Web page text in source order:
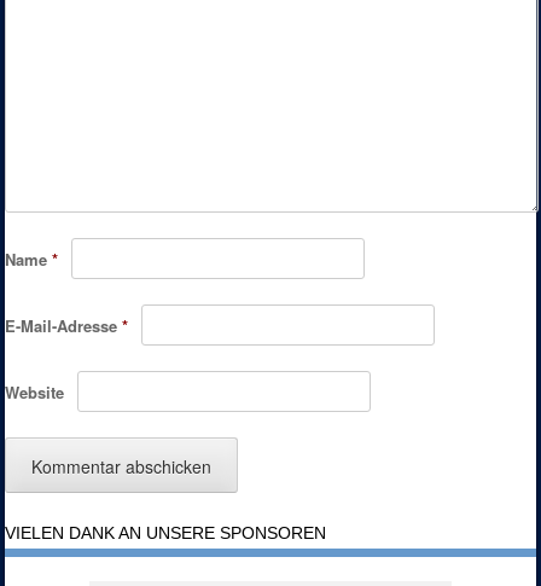
Name*
E-Mail-Adresse*
Website
VIELEN DANK AN UNSERE SPONSOREN